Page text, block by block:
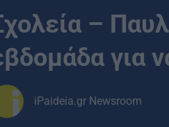
–
για
iPaideia.gr Newsroom